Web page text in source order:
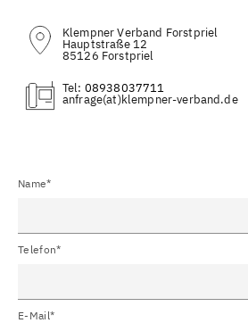
Klempner Verband Forstpriel
Hauptstraße 12
85126 Forstpriel
Tel: 08938037711
(at)
Name*
Telefon*
E-Mail*